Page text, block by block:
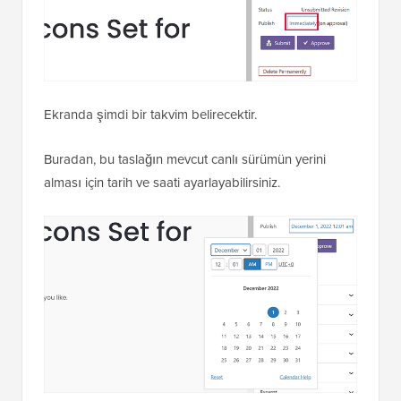
Ekranda şimdi bir takvim belirecektir.
Buradan, bu taslağın mevcut canlı sürümün yerini
alması için tarih ve saati ayarlayabilirsiniz.